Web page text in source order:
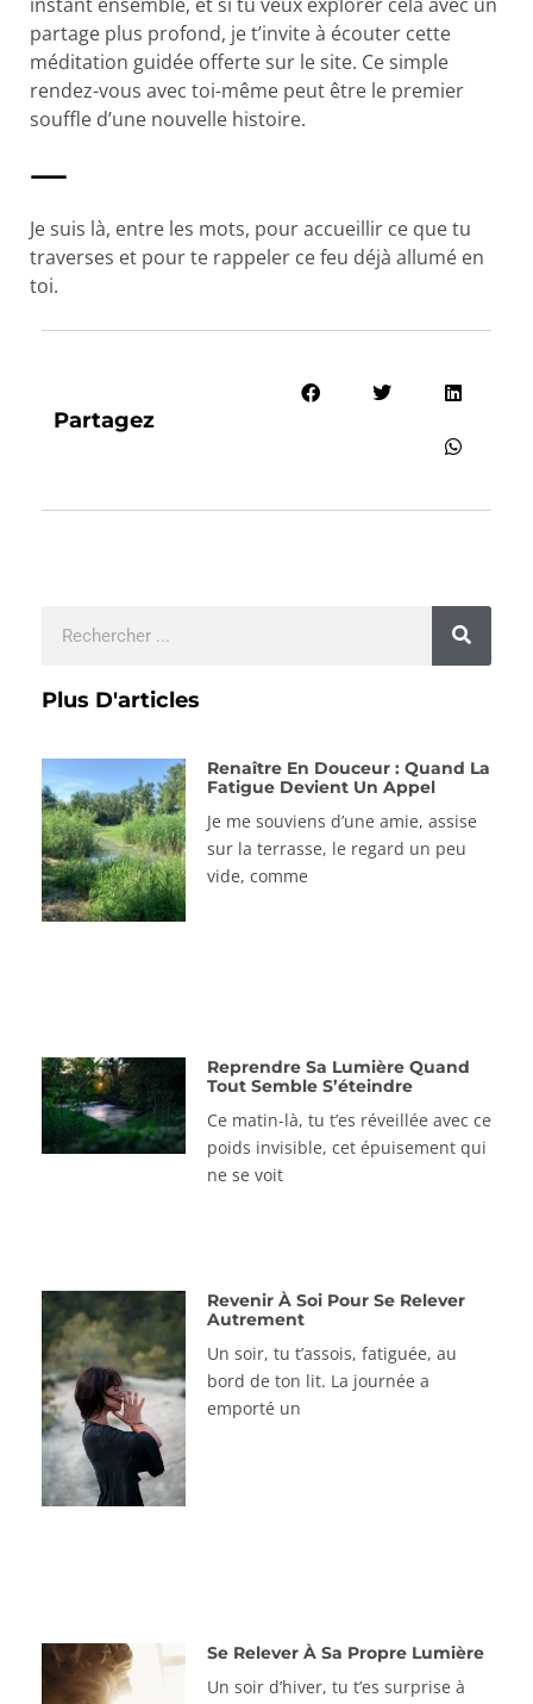
partage plus profond, je t’invite à écouter cette
méditation guidée offerte sur le site. Ce simple
rendez-vous avec toi-même peut être le premier
souffle d’une nouvelle histoire.
—
Je suis là, entre les mots, pour accueillir ce que tu
traverses et pour te rappeler ce feu déjà allumé en
toi.
Partagez
Plus D'articles
Renaître En Douceur : Quand La
Fatigue Devient Un Appel
Je me souviens d’une amie, assise
sur la terrasse, le regard un peu
vide, comme
Reprendre Sa Lumière Quand
Tout Semble S’éteindre
Ce matin-là, tu t’es réveillée avec ce
poids invisible, cet épuisement qui
ne se voit
Revenir À Soi Pour Se Relever
Autrement
Un soir, tu t’assois, fatiguée, au
bord de ton lit. La journée a
emporté un
Se Relever À Sa Propre Lumière
Un soir d’hiver, tu t’es surprise à